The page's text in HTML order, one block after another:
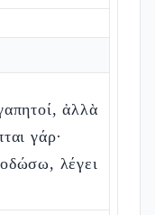
ἀλλὰ
γάρ·
λέγει